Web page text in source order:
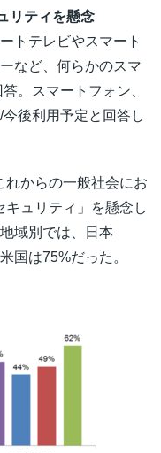
リティを懸念
トテレビやスマート
など、何らかのスマ
。スマートフォン、
後利用予定と回答し
れからの一般社会にお
ュリティ」を懸念し
域別では、日本
国は75%だった。